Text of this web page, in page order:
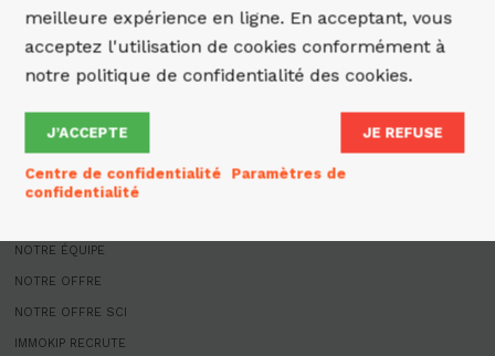
ACCUEIL
NOTRE ÉQUIPE
NOTRE OFFRE
NOTRE OFFRE SCI
IMMOKIP RECRUTE
meilleure expérience en ligne. En acceptant, vous
acceptez l'utilisation de cookies conformément à
notre politique de confidentialité des cookies.
J’ACCEPTE JE REFUSE
Centre de confidentialité
Paramètres de
confidentialité